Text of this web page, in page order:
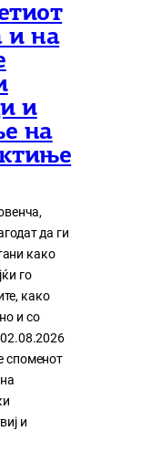
и на
и
на
да ги
како
го
како
и со
споменот
и